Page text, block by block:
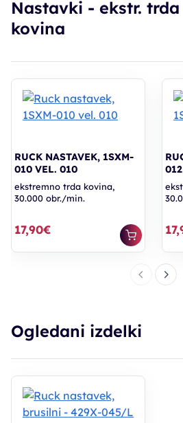
Nastavki - ekstr. trda
kovina
RUCK NASTAVEK, 1SXM-
010 VEL. 010
ekstremno trda kovina,
30.000 obr./min.
17,90€
Ogledani izdelki